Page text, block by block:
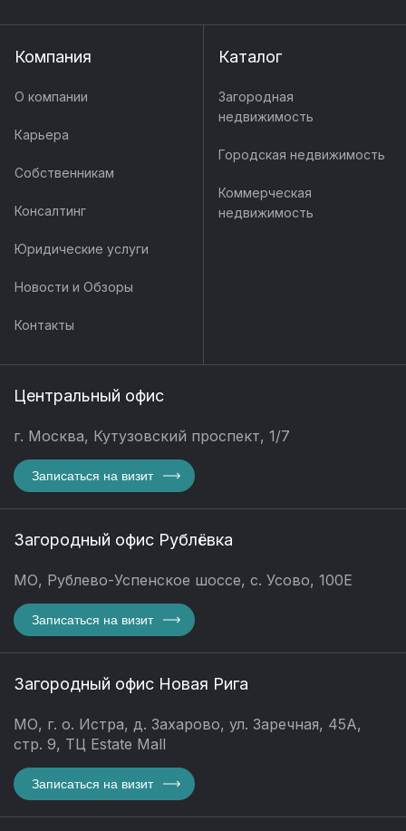
Компания
О компании
Карьера
Собственникам
Консалтинг
Юридические услуги
Новости и Обзоры
Контакты
Каталог
Загородная
недвижимость
Городская недвижимость
Коммерческая
недвижимость
Центральный офис
г. Москва, Кутузовский проспект, 1/7
Записаться на визит
Загородный офис Рублёвка
МО, Рублево-Успенское шоссе, с. Усово, 100Е
Записаться на визит
Загородный офис Новая Рига
МО, г. о. Истра, д. Захарово, ул. Заречная, 45А,
стр. 9, ТЦ Estate Mall
Записаться на визит